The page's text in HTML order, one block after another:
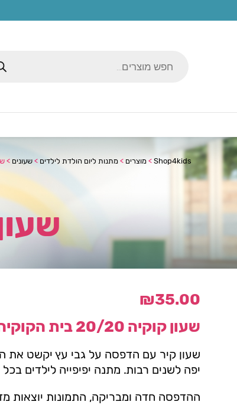
search
Shop4kids
> מוצרים > מתנות ליום הולדת לילדים > שעונים >
שעון
₪35.00
שעון קוקיה 20/20 בית הקוקיה
שעון קיר עם הדפסה על גבי עץ יקשט את
יפה לשנים רבות. מתנה יפיפייה לילדים בכל
ההדפסה חדה ומבריקה, התמונות יוצאות